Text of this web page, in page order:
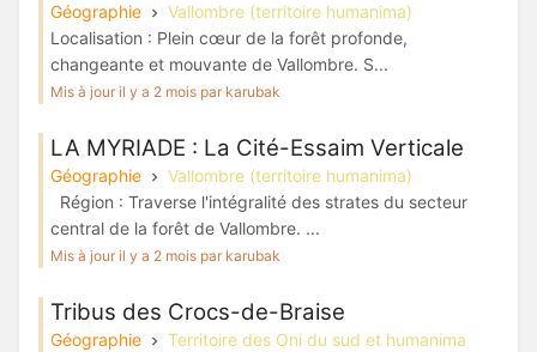
Géographie
Vallombre (territoire humanima)
Localisation : Plein cœur de la forêt profonde,
changeante et mouvante de Vallombre. S...
Mis à jour il y a 2 mois par karubak
LA MYRIADE : La Cité-Essaim Verticale
Géographie
Vallombre (territoire humanima)
Région : Traverse l'intégralité des strates du secteur
central de la forêt de Vallombre. ...
Mis à jour il y a 2 mois par karubak
Tribus des Crocs-de-Braise
Géographie
Territoire des Oni du sud et humanima